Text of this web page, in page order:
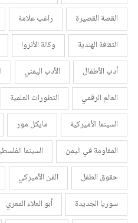
القصة القصيرة
راغب علامة
الثقافة الهندية
وكالة الأنروا
أدب الأطفال
الأدب اليمني
العالم الرقمي
التطورات العلمية
السينما الأميركية
مايكل مور
المقاومة في اليمن
السينما
حقوق الطفل
الفن الأميركي
سوريا الجديدة
أبو العلاء المعري